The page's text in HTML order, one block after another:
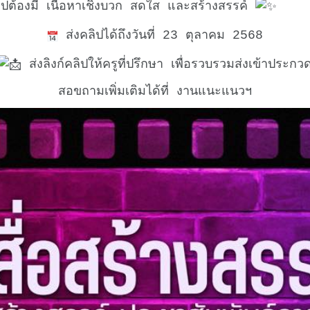
องมี เนื้อหาเชิงบวก สดใส และสร้างสรรค์
ส่งคลิปได้ถึงวันที่ 23 ตุลาคม 2568
ส่งลิงก์คลิปให้ครูที่ปรึกษา เพื่อรวบรวมส่งเข้าประกว
สอขถามเพิ่มเติมได้ที่ งานแนะแนวฯ